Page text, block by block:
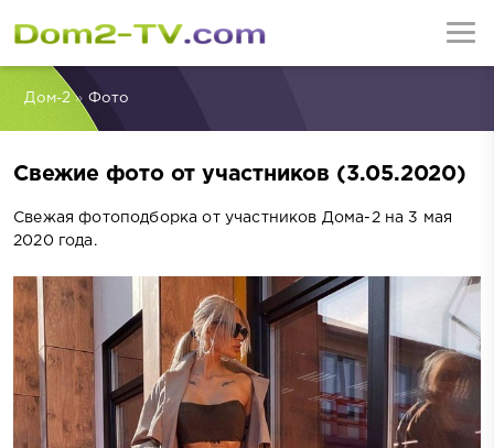
Дом-2» Фото
Свежие фото от участников (3.05.2020)
Свежая фотоподборка от участников Дома-2 на 3 мая
2020 года.